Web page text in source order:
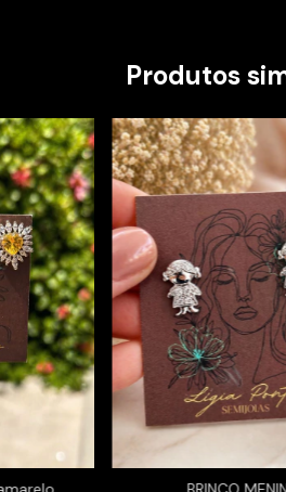
Produtos